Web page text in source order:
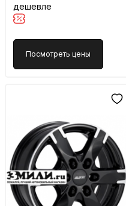
дешевле
Посмотреть цены